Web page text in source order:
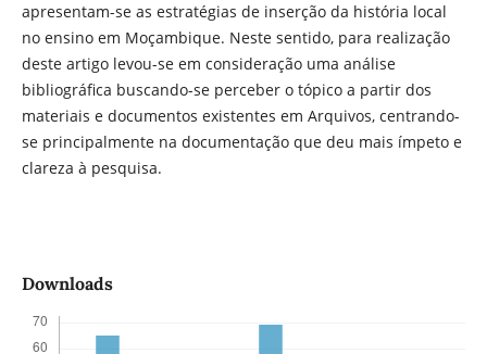
apresentam-se as estratégias de inserção da história local
no ensino em Moçambique. Neste sentido, para realização
deste artigo levou-se em consideração uma análise
bibliográfica buscando-se perceber o tópico a partir dos
materiais e documentos existentes em Arquivos, centrando-
se principalmente na documentação que deu mais ímpeto e
clareza à pesquisa.
Downloads